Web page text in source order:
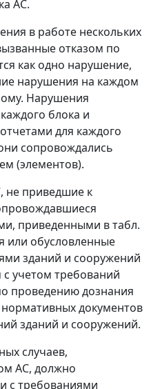
АС.
в работе нескольких
отказом по
как одно нарушение,
нарушения на каждом
Нарушения
блока и
для каждого
сопровождались
(элементов).
не приведшие к
приведенными в табл.
или обусловленные
зданий и сооружений
учетом требований
проведению дознания
документов
зданий и сооружений.
случаев,
АС, должно
с требованиями